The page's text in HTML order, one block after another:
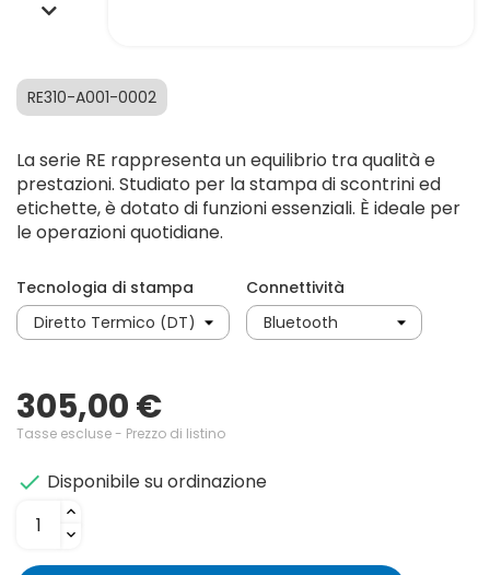
RE310-A001-0002
La serie RE rappresenta un equilibrio tra qualità e
prestazioni. Studiato per la stampa di scontrini ed
etichette, è dotato di funzioni essenziali. È ideale per
le operazioni quotidiane.
Tecnologia di stampa Connettività
305,00 €
Tasse escluse- Prezzo di listino
 Disponibile su ordinazione